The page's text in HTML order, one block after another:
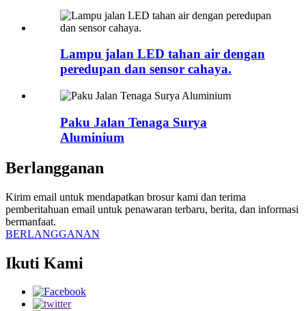
Lampu jalan LED tahan air dengan
peredupan dan sensor cahaya.
Paku Jalan Tenaga Surya
Aluminium
Berlangganan
Kirim email untuk mendapatkan brosur kami dan terima
pemberitahuan email untuk penawaran terbaru, berita, dan informasi
bermanfaat.
BERLANGGANAN
Ikuti Kami